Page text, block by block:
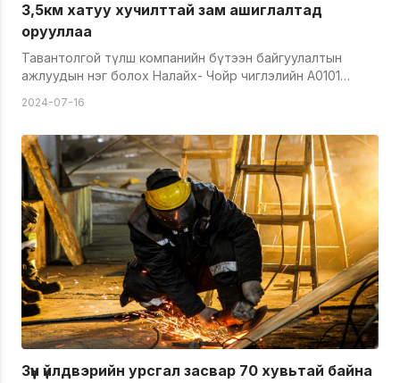
3,5км хатуу хучилттай зам ашиглалтад
орууллаа
Тавантолгой түлш компанийн бүтээн байгуулалтын
ажлуудын нэг болох Налайх- Чойр чиглэлийн А0101
түлш ХХК-ийн Зүүн үйлдвэр хүртэлх 3,5 км хатуу
хөдөлгөөнийг нээлээ. Тус ажлыг Сант баян бэрх ХХК 6-р
сарын 1-ний өдрөөс 7-р сарын 10 хүртэлх хугацаанд
хийж гүйцэтгэсэн бөгөөд 44 тн даац бүхий 3,5 км авто
замыг 20см буталсан чулуун суурь, 4см суурь асфальт,
3см өнгийн асфальтаар хучиж төлөвлөгөөт хугацаандаа
хүлээлгэн өглөө. Нийслэлийн айл өрхийг түлш дулаанаар
хангах ажилд гар бие, сэтгэл зүрхээ зориулан
ажилладаг 1800 гаруй ажилтан албан хаагчдынхаа
аюулгүй байдал, хөдөлмөрийн орчин нөхцлийг
сайжруулж, агаарын тоосжилтыг бууруулахад энэхүү
ажил томоохон ач холбогдолтой юм. &nbsp;
2024-07-16
Зүүн үйлдвэрийн урсгал засвар 70 хувьтай байна